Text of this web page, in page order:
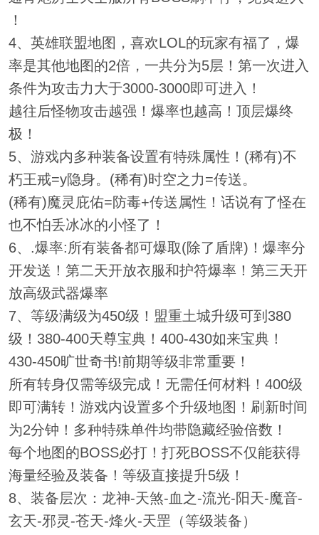
！
4、英雄联盟地图，喜欢LOL的玩家有福了，爆
率是其他地图的2倍，一共分为5层！第一次进入
条件为攻击力大于3000-3000即可进入！
越往后怪物攻击越强！爆率也越高！顶层爆终
极！
5、游戏内多种装备设置有特殊属性！(稀有)不
朽王戒=y隐身。(稀有)时空之力=传送。
(稀有)魔灵庇佑=防毒+传送属性！话说有了怪在
也不怕丢冰冰的小怪了！
6、.爆率:所有装备都可爆取(除了盾牌)！爆率分
开发送！第二天开放衣服和护符爆率！第三天开
放高级武器爆率
7、等级满级为450级！盟重土城升级可到380
级！380-400天尊宝典！400-430如来宝典！
430-450旷世奇书!前期等级非常重要！
所有转身仅需等级完成！无需任何材料！400级
即可满转！游戏内设置多个升级地图！刷新时间
为2分钟！多种特殊单件均带隐藏经验倍数！
每个地图的BOSS必打！打死BOSS不仅能获得
海量经验及装备！等级直接提升5级！
8、装备层次：龙神-天煞-血之-流光-阳天-魔音-
玄天-邪灵-苍天-烽火-天罡（等级装备）